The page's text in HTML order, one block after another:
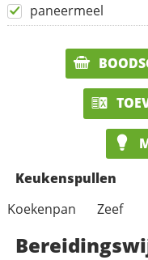
paneermeel
Keukenspullen
Koekenpan
Zeef